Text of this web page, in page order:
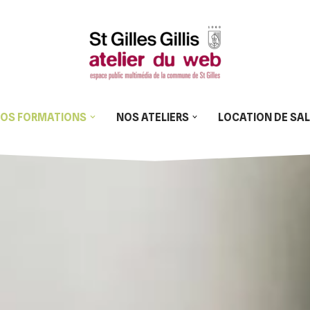
FORMATIONS NOS ATELIERS LOCATION DE